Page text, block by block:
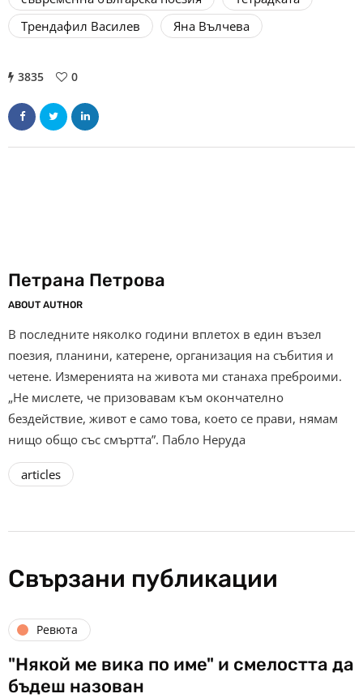
Трендафил Василев
Яна Вълчева
3835 0
Петрана Петрова
ABOUT AUTHOR
В последните няколко години вплетох в един възел
поезия, планини, катерене, организация на събития и
четене. Измеренията на живота ми станаха преброими.
„Не мислете, че призовавам към окончателно
бездействие, живот е само това, което се прави, нямам
нищо общо със смъртта”. Пабло Неруда
articles
Свързани публикации
Ревюта
"Някой ме вика по име" и смелостта да
бъдеш назован